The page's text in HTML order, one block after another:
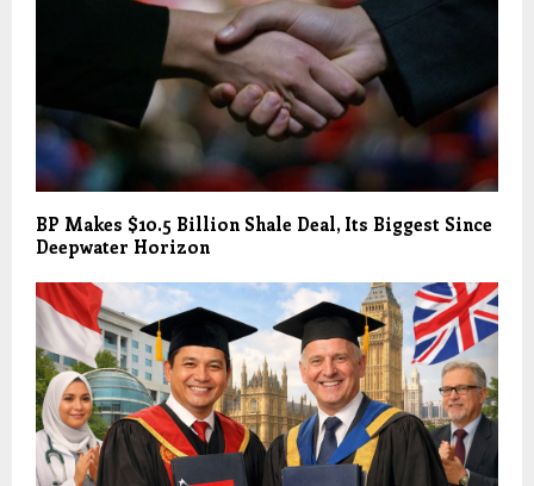
BP Makes $10.5 Billion Shale Deal, Its Biggest Since
Deepwater Horizon